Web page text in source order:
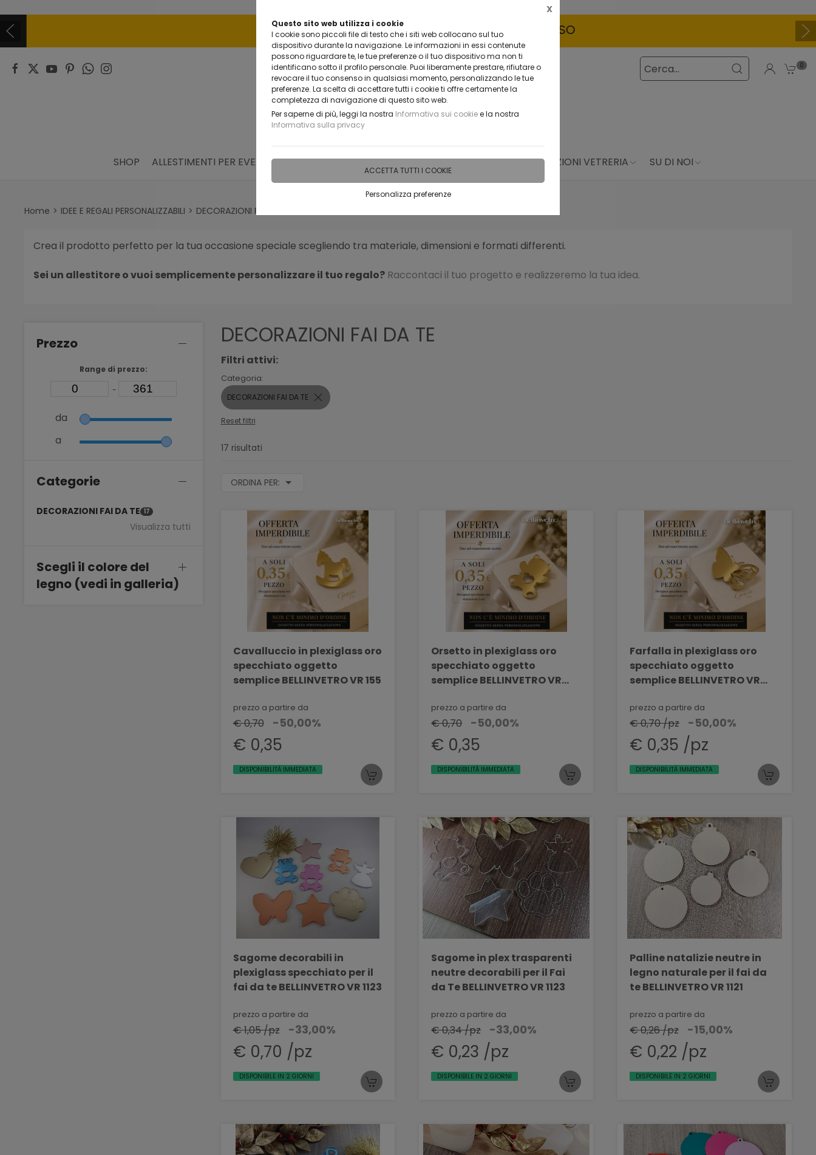
Questo sito web utilizza i cookie
I cookie sono piccoli file di testo che i siti web collocano sul tuo
dispositivo durante la navigazione. Le informazioni in essi contenute
possono riguardare te, le tue preferenze o il tuo dispositivo ma non ti
identificano sotto il profilo personale. Puoi liberamente prestare, rifiutare o
revocare il tuo consenso in qualsiasi momento, personalizzando le tue
preferenze. La scelta di accettare tutti i cookie ti offre certamente la
completezza di navigazione di questo sito web.
Per saperne di più, leggi la nostra Informativa sui cookiee la nostra
Informativa sulla privacy
ACCETTA TUTTI I COOKIE
Personalizza preferenze
X
CLICCA E SCOPRI I COUPON ATTIVI ADESSO
0
SHOP ALLESTIMENTI PER EVENTI IDEE PERSONALIZZABILI RECENSIONI HORECA PRODUZIONI VETRERIA SU DI NOI
Home IDEE E REGALI PERSONALIZZABILI DECORAZIONI FAI DA TE
Crea il prodotto perfetto per la tua occasione speciale scegliendo tra materiale, dimensioni e formati differenti.
Sei un allestitore o vuoi semplicemente personalizzare il tuo regalo? Raccontaci il tuo progetto e realizzeremo la tua idea.
Prezzo
Range di prezzo:
-
da
a
Categorie
DECORAZIONI FAI DA TE 17
Visualizza tutti
Scegli il colore del
legno (vedi in galleria)
DECORAZIONI FAI DA TE
Filtri attivi:
Categoria:
DECORAZIONI FAI DA TE
Reset filtri
17 risultati
ORDINA PER:
Cavalluccio in plexiglass oro
specchiato oggetto
semplice BELLINVETRO VR 155
prezzo a partire da
€ 0,70 -50,00%
€ 0,35
DISPONIBILITÀ IMMEDIATA
Orsetto in plexiglass oro
specchiato oggetto
semplice BELLINVETRO VR
prezzo a partire da
€ 0,70 -50,00%
€ 0,35
DISPONIBILITÀ IMMEDIATA
Farfalla in plexiglass oro
specchiato oggetto
semplice BELLINVETRO VR
prezzo a partire da
€ 0,70 /pz -50,00%
€ 0,35 /pz
DISPONIBILITÀ IMMEDIATA
Sagome decorabili in
plexiglass specchiato per il
fai da te BELLINVETRO VR 1123
prezzo a partire da
€ 1,05 /pz -33,00%
€ 0,70 /pz
DISPONIBILE IN 2 GIORNI
Sagome in plex trasparenti
neutre decorabili per il Fai
da Te BELLINVETRO VR 1123
prezzo a partire da
€ 0,34 /pz -33,00%
€ 0,23 /pz
DISPONIBILE IN 2 GIORNI
Palline natalizie neutre in
legno naturale per il fai da
te BELLINVETRO VR 1121
prezzo a partire da
€ 0,26 /pz -15,00%
€ 0,22 /pz
DISPONIBILE IN 2 GIORNI